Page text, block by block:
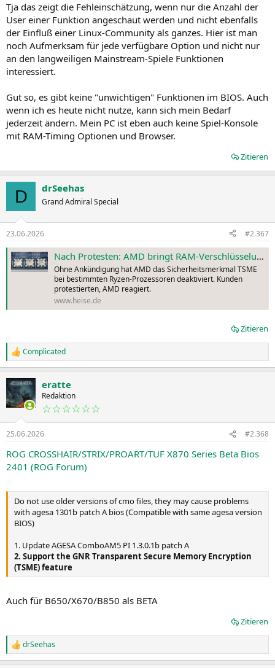
Tja das zeigt die Fehleinschätzung, wenn nur die Anzahl der
User einer Funktion angeschaut werden und nicht ebenfalls
der Einfluß einer Linux-Community als ganzes. Hier ist man
noch Aufmerksam für jede verfügbare Option und nicht nur
an den langweiligen Mainstream-Spiele Funktionen
interessiert.
Gut so, es gibt keine "unwichtigen" Funktionen im BIOS. Auch
wenn ich es heute nicht nutze, kann sich mein Bedarf
jederzeit ändern. Mein PC ist eben auch keine Spiel-Konsole
mit RAM-Timing Optionen und Browser.
Zitieren
D drSeehas
Grand Admiral Special
23.06.2026 #2.367
Nach Protesten: AMD bringt RAM-Verschlüsselung TSME zurück
Ohne Ankündigung hat AMD das Sicherheitsmerkmal TSME
bei bestimmten Ryzen-Prozessoren deaktiviert. Kunden
protestierten, AMD reagiert.
www.heise.de
Zitieren
R
e
k
t
i
n
e
n
:
Complicated
eratte
Redaktion
☆☆☆☆☆☆
25.06.2026 #2.368
ROG CROSSHAIR/STRIX/PROART/TUF X870 Series Beta Bios
2401 (ROG Forum)
Do not use older versions of cmo files, they may cause problems
with agesa 1301b patch A bios (Compatible with same agesa version
BIOS)
1. Update AGESA ComboAM5 PI 1.3.0.1b patch A
2. Support the GNR Transparent Secure Memory Encryption
(TSME) feature
Auch für B650/X670/B850 als BETA
Zitieren
R
e
drSeehas